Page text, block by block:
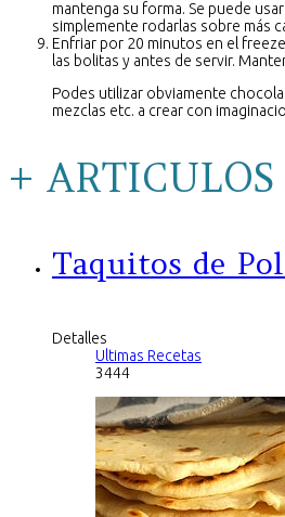
mantenga su forma. Se puede
simplemente rodarlas sobre más
Enfriar por 20 minutos en el
las bolitas y antes de servir.
Podes utilizar obviamente
mezclas etc. a crear con
+ ARTICULOS
Taquitos de
Detalles
Ultimas Recetas
3444